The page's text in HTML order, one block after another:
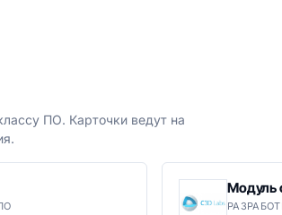
ПО. Карточки ведут на
Модуль